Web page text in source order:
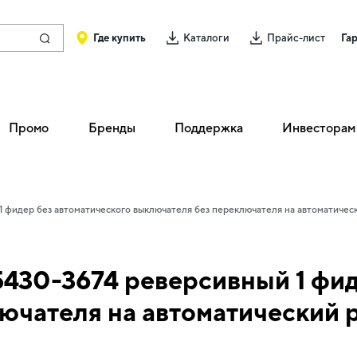
Где купить Каталоги Прайс-лист
Промо Бренды Поддержка Инвесторам
без автоматического выключателя без переключателя на
3674 реверсивный 1
на